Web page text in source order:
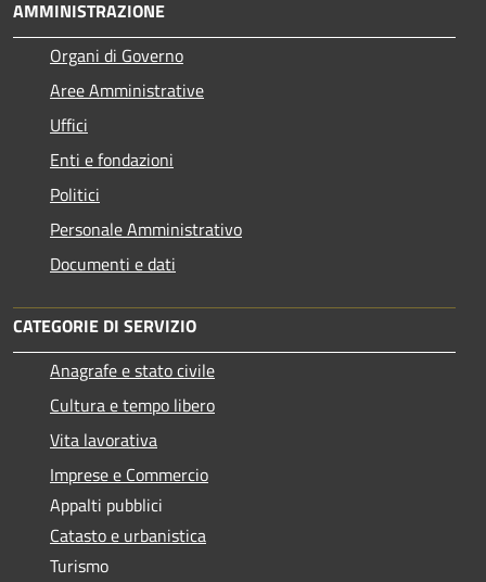
AMMINISTRAZIONE
Organi di Governo
Aree Amministrative
Uffici
Enti e fondazioni
Politici
Personale Amministrativo
Documenti e dati
CATEGORIE DI SERVIZIO
Anagrafe e stato civile
Cultura e tempo libero
Vita lavorativa
Imprese e Commercio
Appalti pubblici
Catasto e urbanistica
Turismo